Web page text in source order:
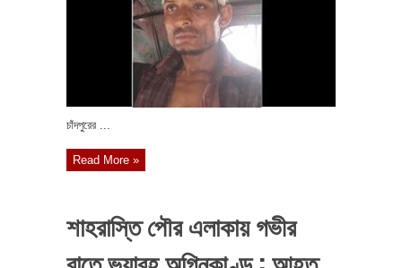
‎চাঁদপুরের ...
Read More »
শাহরাস্তি পৌর এলাকায় গভীর